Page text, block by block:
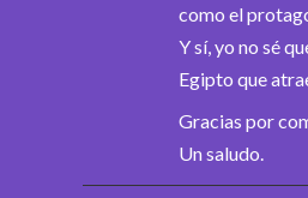
como el
Y sí, yo no sé
Egipto que
Gracias por
Un saludo.